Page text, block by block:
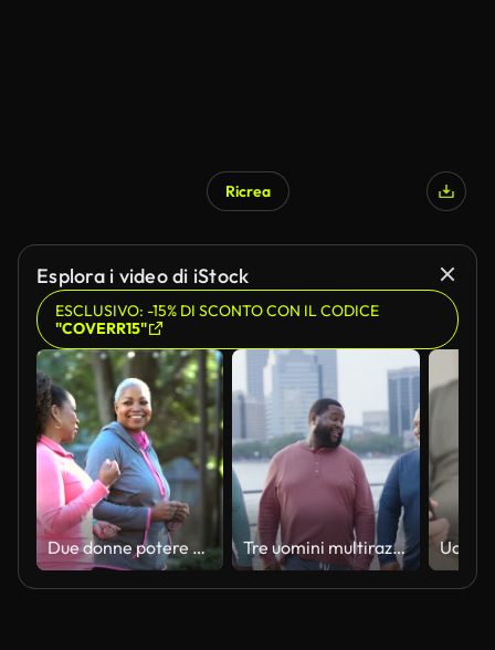
Ricrea
Esplora i video di iStock
ESCLUSIVO: -15% DI SCONTO CON IL CODICE
"COVERR15"
Due donne potere camminare in città, parlare e sorridere Tre uomini multirazziali che camminano, parlando sul lungomare della città